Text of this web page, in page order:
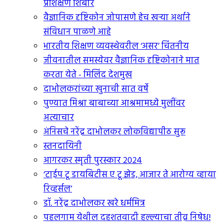
प्रशिक्षण शिबीर
वैज्ञानिक दृष्टिकोन जोपासणे हेच खर्‍या अर्थाने
संविधान पाळणे आहे
भारतीय शिक्षण व्यवस्थेवरील ‘असर’ चिंतनीय
जीवनातील समस्येवर वैज्ञानिक दृष्टिकोनाने मात
करता येते - मिलिंद देशमुख
दाभोलकरांच्या खुनाची सात वर्षे
पुण्यात मिश्रा बाबाच्या आश्रमामध्ये मुलींवर
अत्याचार
अंनिसचे नरेंद्र दाभोलकर लोकविद्यापीठ सुरू
स्तनदायिनी
आगरकर स्मृती पुरस्कार २०२४
‘टाईप टू डायबिटीस ए टू झेड, आजार ते आरोग्य व्हाया
रिव्हर्सल’
डॉ. नरेंद्र दाभोलकर खरे धर्ममित्र
पहलगाम येथील दहशतवादी हल्ल्याचा तीव्र निषेध!